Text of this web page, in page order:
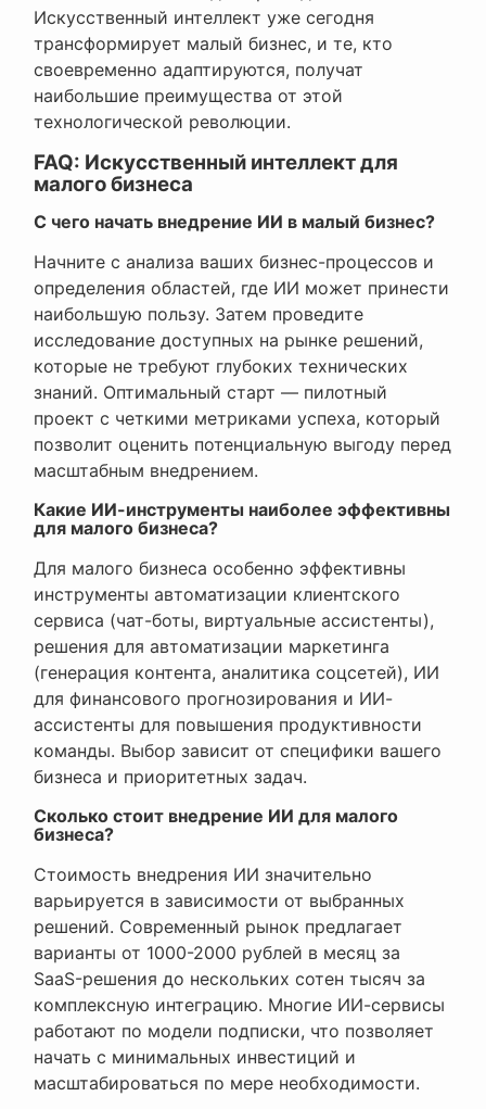
Искусственный интеллект уже сегодня
трансформирует малый бизнес, и те, кто
своевременно адаптируются, получат
наибольшие преимущества от этой
технологической революции.
FAQ: Искусственный интеллект для
малого бизнеса
С чего начать внедрение ИИ в малый бизнес?
Начните с анализа ваших бизнес-процессов и
определения областей, где ИИ может принести
наибольшую пользу. Затем проведите
исследование доступных на рынке решений,
которые не требуют глубоких технических
знаний. Оптимальный старт — пилотный
проект с четкими метриками успеха, который
позволит оценить потенциальную выгоду перед
масштабным внедрением.
Какие ИИ-инструменты наиболее эффективны
для малого бизнеса?
Для малого бизнеса особенно эффективны
инструменты автоматизации клиентского
сервиса (чат-боты, виртуальные ассистенты),
решения для автоматизации маркетинга
(генерация контента, аналитика соцсетей), ИИ
для финансового прогнозирования и ИИ-
ассистенты для повышения продуктивности
команды. Выбор зависит от специфики вашего
бизнеса и приоритетных задач.
Сколько стоит внедрение ИИ для малого
бизнеса?
Стоимость внедрения ИИ значительно
варьируется в зависимости от выбранных
решений. Современный рынок предлагает
варианты от 1000-2000 рублей в месяц за
SaaS-решения до нескольких сотен тысяч за
комплексную интеграцию. Многие ИИ-сервисы
работают по модели подписки, что позволяет
начать с минимальных инвестиций и
масштабироваться по мере необходимости.